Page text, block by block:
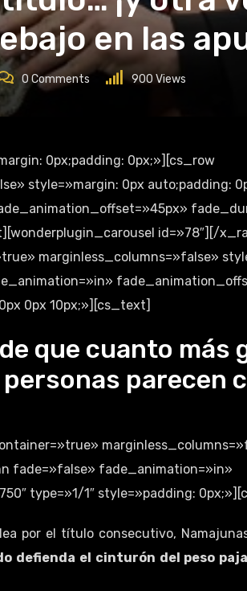
en las
0Comments 900 Views
style=»margin: 0px auto;padding:
id=»78″][/
marginless_columns=»false»
0px 10px;»][cs_text]
que cuanto más
parecen
fade=»false» fade_animation=»in»
type=»1/1″ style=»padding:
por el título consecutivo,
defienda el cinturón del peso paja